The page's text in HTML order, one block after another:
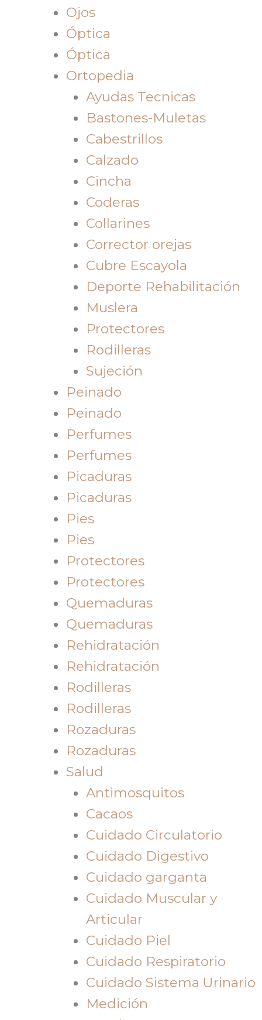
Ojos
Óptica
Óptica
Ortopedia
Ayudas Tecnicas
Bastones-Muletas
Cabestrillos
Calzado
Cincha
Coderas
Collarines
Corrector orejas
Cubre Escayola
Deporte Rehabilitación
Muslera
Protectores
Rodilleras
Sujeción
Peinado
Peinado
Perfumes
Perfumes
Picaduras
Picaduras
Pies
Pies
Protectores
Protectores
Quemaduras
Quemaduras
Rehidratación
Rehidratación
Rodilleras
Rodilleras
Rozaduras
Rozaduras
Salud
Antimosquitos
Cacaos
Cuidado Circulatorio
Cuidado Digestivo
Cuidado garganta
Cuidado Muscular y
Articular
Cuidado Piel
Cuidado Respiratorio
Cuidado Sistema Urinario
Medición